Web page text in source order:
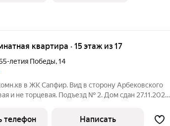
квартира · 15 этаж из 17
летия Победы,14
в ЖК Сапфир. Вид в сторону Арбековского
и не торцевая. Подъезд № 2. Дом сдан 27.11.2025г.
со сниженными ставками). Звоните,
телефон Написать